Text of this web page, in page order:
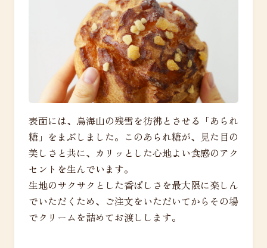
表面には、鳥海山の残雪を彷彿とさせる「あられ
糖」をまぶしました。このあられ糖が、見た目の
美しさと共に、カリッとした心地よい食感のアク
セントを生んでいます。
生地のサクサクとした香ばしさを最大限に楽しん
でいただくため、ご注文をいただいてからその場
でクリームを詰めてお渡しします。